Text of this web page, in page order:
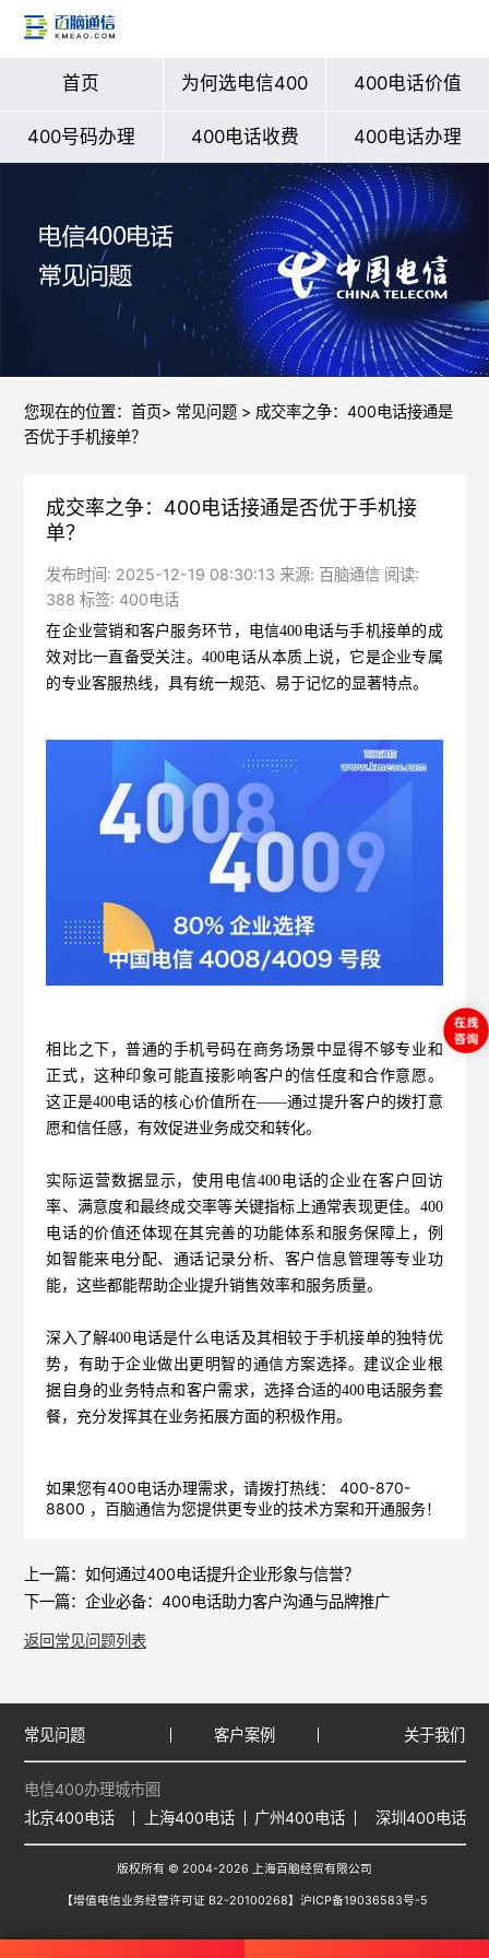
首页 为何选电信400 400电话价值
400号码办理 400电话收费 400电话办理
您现在的位置： 首页> 常见问题> 成交率之争：400电话接通是
否优于手机接单？
成交率之争：400电话接通是否优于手机接
单？
发布时间: 2025-12-19 08:30:13 来源: 百脑通信 阅读:
388 标签: 400电话
在企业营销和客户服务环节， 电信400电话与手机接单的成
效对比一直备受关注。400电话从本质上说，它是企业专属
的专业客服热线，具有统一规范、易于记忆的显著特点。
相比之下，普通的手机号码在商务场景中显得不够专业和
正式，这种印象可能直接影响客户的信任度和合作意愿。
这正是400电话的核心价值所在——通过提升客户的拨打意
愿和信任感，有效促进业务成交和转化。
实际运营数据显示，使用电信400电话的企业在客户回访
率、满意度和最终成交率等关键指标上通常表现更佳。400
电话的价值还体现在其完善的功能体系和服务保障上，例
如智能来电分配、通话记录分析、客户信息管理等专业功
能，这些都能帮助企业提升销售效率和服务质量。
深入了解400电话是什么电话及其相较于手机接单的独特优
势，有助于企业做出更明智的通信方案选择。建议企业根
据自身的业务特点和客户需求，选择合适的400电话服务套
餐，充分发挥其在业务拓展方面的积极作用。
如果您有400电话办理需求，请拨打热线： 400-870-
8800 ，百脑通信为您提供更专业的技术方案和开通服务！
上一篇： 如何通过400电话提升企业形象与信誉？
下一篇： 企业必备：400电话助力客户沟通与品牌推广
返回常见问题列表
常见问题 客户案例 关于我们
电信400办理城市圈
北京400电话
上海400电话 广州400电话 深圳400电话
版权所有 © 2004-2026 上海百脑经贸有限公司
【增值电信业务经营许可证 B2-20100268】 沪ICP备19036583号-5